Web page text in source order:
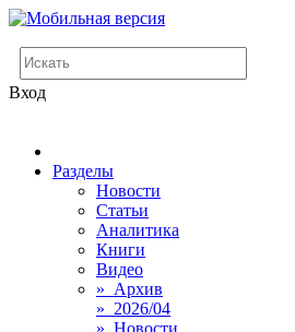
Вход
Разделы
Новости
Статьи
Аналитика
Книги
Видео
» Архив
» 2026/04
» Новости